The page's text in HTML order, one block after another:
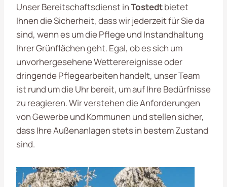
Unser Bereitschaftsdienst inTostedtbietet
Ihnen die Sicherheit, dass wir jederzeit für Sie da
sind, wenn es um die Pflege und Instandhaltung
Ihrer Grünflächen geht. Egal, ob es sich um
unvorhergesehene Wetterereignisse oder
dringende Pflegearbeiten handelt, unser Team
ist rund um die Uhr bereit, um auf Ihre Bedürfnisse
zu reagieren. Wir verstehen die Anforderungen
von Gewerbe und Kommunen und stellen sicher,
dass Ihre Außenanlagen stets in bestem Zustand
sind.